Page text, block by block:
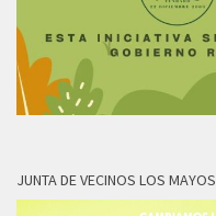
JUNTA DE VECINOS LOS MAYOS